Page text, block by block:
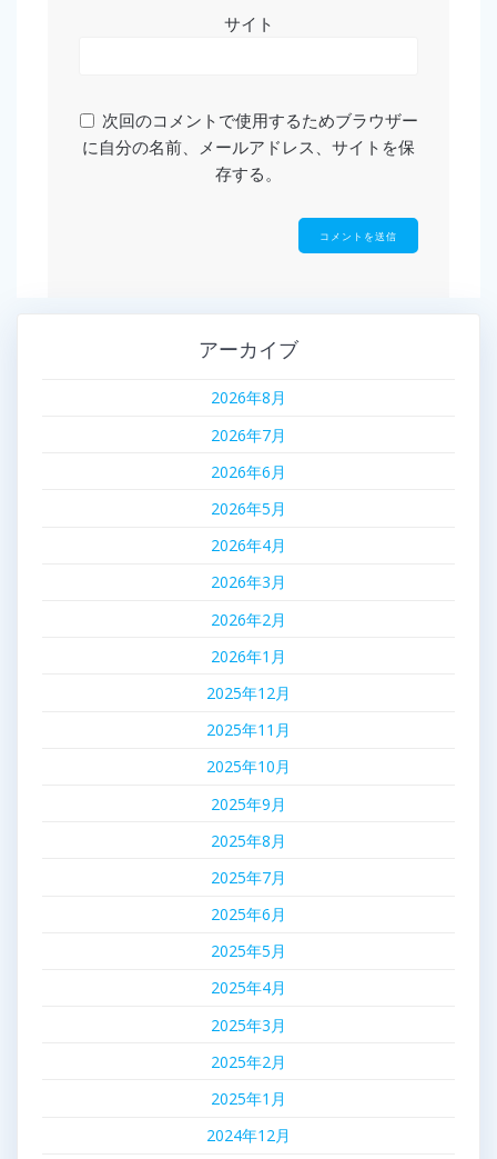
サイト
次回のコメントで使用するためブラウザー
に自分の名前、メールアドレス、サイトを保
存する。
アーカイブ
2026年8月
2026年7月
2026年6月
2026年5月
2026年4月
2026年3月
2026年2月
2026年1月
2025年12月
2025年11月
2025年10月
2025年9月
2025年8月
2025年7月
2025年6月
2025年5月
2025年4月
2025年3月
2025年2月
2025年1月
2024年12月